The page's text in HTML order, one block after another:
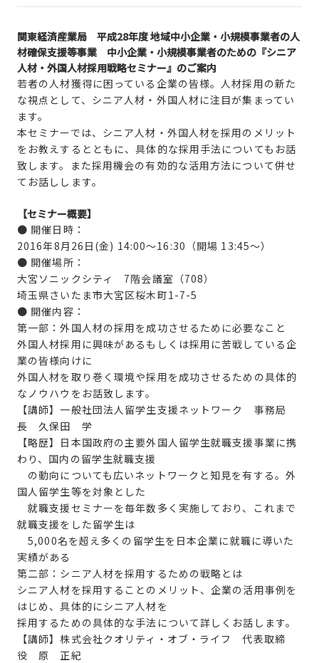
関東経済産業局 平成28年度 地域中小企業・小規模事業者の人
材確保支援等事業 中小企業・小規模事業者のための『シニア
人材・外国人材採用戦略セミナー』のご案内
若者の人材獲得に困っている企業の皆様。人材採用の新た
な視点として、シニア人材・外国人材に注目が集まってい
ます。
本セミナーでは、シニア人材・外国人材を採用のメリット
をお教えするとともに、具体的な採用手法についてもお話
致します。また採用機会の有効的な活用方法について併せ
てお話しします。
【セミナー概要】
● 開催日時：
2016年8月26日(金) 14:00～16:30（開場 13:45～）
● 開催場所：
大宮ソニックシティ 7階会議室（708）
埼玉県さいたま市大宮区桜木町1-7-5
● 開催内容：
第一部：外国人材の採用を成功させるために必要なこと
外国人材採用に興味があるもしくは採用に苦戦している企
業の皆様向けに
外国人材を取り巻く環境や採用を成功させるための具体的
なノウハウをお話致します。
【講師】一般社団法人留学生支援ネットワーク 事務局
長 久保田 学
【略歴】日本国政府の主要外国人留学生就職支援事業に携
わり、国内の留学生就職支援
の動向についても広いネットワークと知見を有する。外
国人留学生等を対象とした
就職支援セミナーを毎年数多く実施しており、これまで
就職支援をした留学生は
5,000名を超え多くの留学生を日本企業に就職に導いた
実績がある
第二部：シニア人材を採用するための戦略とは
シニア人材を採用することのメリット、企業の活用事例を
はじめ、具体的にシニア人材を
採用するための具体的な手法について詳しくお話します。
【講師】株式会社クオリティ・オブ・ライフ 代表取締
役 原 正紀